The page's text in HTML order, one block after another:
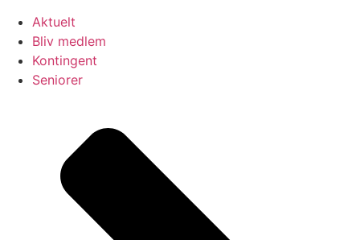
Aktuelt
Bliv medlem
Kontingent
Seniorer